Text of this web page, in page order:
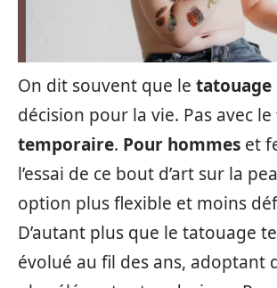
On dit souvent que le tatouage
décision pour la vie. Pas avec le
temporaire. Pour hommes et
l’essai de ce bout d’art sur la
option plus flexible et moins
D’autant plus que le tatouage
évolué au fil des ans, adoptant